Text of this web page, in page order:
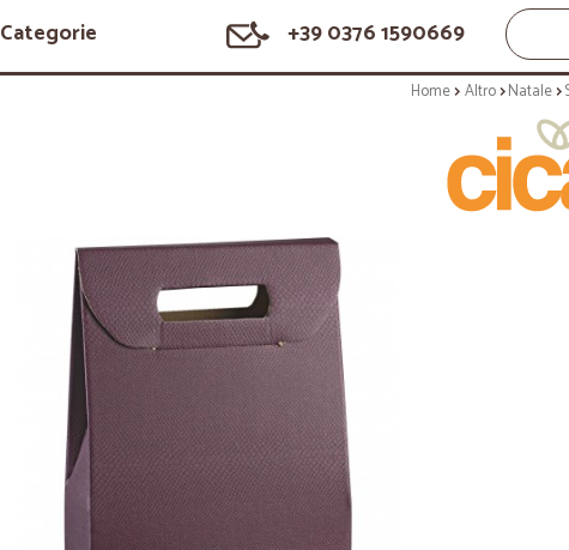
Categorie +39 0376 1590669
Home Altro Natale